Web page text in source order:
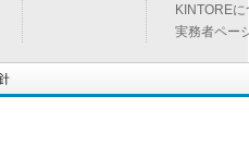
KINTORE
実務者ペー